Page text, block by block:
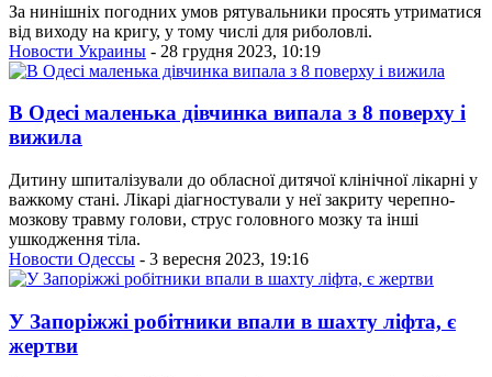
За нинішніх погодних умов рятувальники просять утриматися
від виходу на кригу, у тому числі для риболовлі.
Новости Украины - 28 грудня 2023, 10:19
В Одесі маленька дівчинка випала з 8 поверху і
вижила
Дитину шпиталізували до обласної дитячої клінічної лікарні у
важкому стані. Лікарі діагностували у неї закриту черепно-
мозкову травму голови, струс головного мозку та інші
ушкодження тіла.
Новости Одессы - 3 вересня 2023, 19:16
У Запоріжжі робітники впали в шахту ліфта, є
жертви